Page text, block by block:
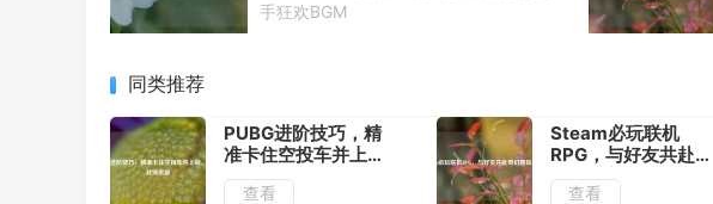
手狂欢BGM
同类推荐
PUBG进阶技巧，精
准卡住空投车并上
锁，独占战场资源
查看
Steam必玩联机
RPG，与好友共赴奇
幻冒险之旅
查看